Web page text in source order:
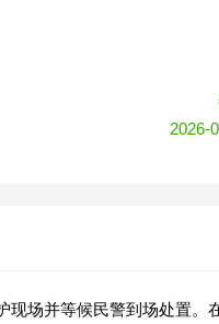
2026-
场并等候民警到场处置。